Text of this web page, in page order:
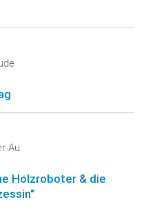
Au
Holzroboter & die